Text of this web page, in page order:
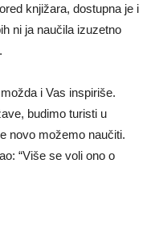
knjižara, dostupna je i
ni ja naučila izuzetno
i Vas inspiriše.
budimo turisti u
novo možemo naučiti.
“Više se voli ono o